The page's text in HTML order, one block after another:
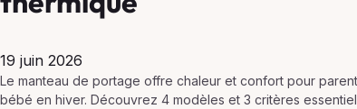
19 juin 2026
Le manteau de portage offre chaleur et confort pour
bébé en hiver. Découvrez 4 modèles et 3 critères